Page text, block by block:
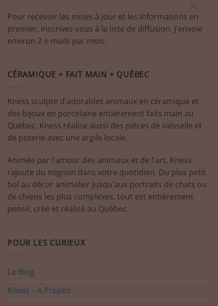
Pour recevoir les mises à jour et les informations en
premier, inscrivez-vous à la liste de diffusion. J'envoie
environ 2 e-mails par mois.
CÉRAMIQUE + FAIT MAIN + QUÉBEC
Kness sculpte d'adorables animaux en céramique et
des bijoux en porcelaine entièrement faits main au
Québec. Kness réalise aussi des pièces de vaisselle et
de poterie avec une argile locale.
Animée par l'amour des animaux et de l'art, Kness
rajoute du mignon dans votre quotidien. Du plus petit
bol au décor animalier jusqu'aux portraits de chats ou
de chiens les plus complexes, tout est entièrement
pensé, créé et réalisé au Québec.
POUR LES CURIEUX
Le Blog
Kness – A Propos